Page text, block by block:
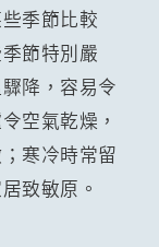
季節比較
節特別嚴
降，容易令
空氣乾燥，
寒冷時常留
致敏原。